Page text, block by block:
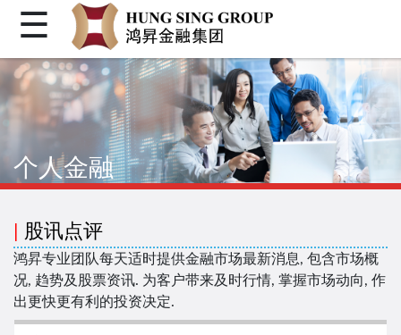
首页
关于我们
机构金融
客户登入
繁体
简体
☰
个人金融
股讯点评
鸿昇专业团队每天适时提供金融市场最新消息, 包含市场概
况, 趋势及股票资讯. 为客户带来及时行情, 掌握市场动向, 作
出更快更有利的投资决定.